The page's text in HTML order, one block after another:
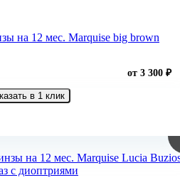
на 12 мес. Marquise big brown
от 3 300 ₽
в 1 клик